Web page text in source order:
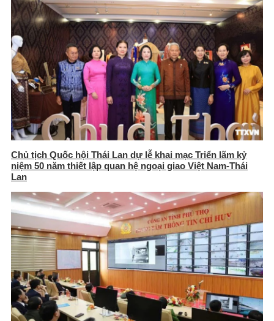
Chủ tịch Quốc hội Thái Lan dự lễ khai mạc Triển lãm kỷ
niệm 50 năm thiết lập quan hệ ngoại giao Việt Nam-Thái
Lan